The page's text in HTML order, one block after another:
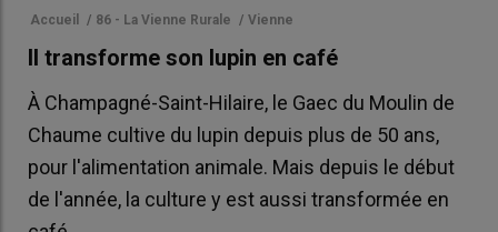
Accueil / 86 - La Vienne Rurale / Vienne
Il transforme son lupin en café
À Champagné-Saint-Hilaire, le Gaec du Moulin de
Chaume cultive du lupin depuis plus de 50 ans,
pour l'alimentation animale. Mais depuis le début
de l'année, la culture y est aussi transformée en